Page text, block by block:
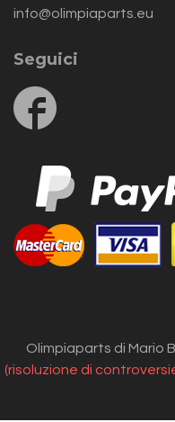
info@olimpiaparts.eu
Seguici
us
Olimpiaparts di Mario
(risoluzione di